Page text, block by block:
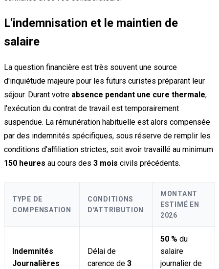
L'indemnisation et le maintien de
salaire
La question financière est très souvent une source
d'inquiétude majeure pour les futurs curistes préparant leur
séjour. Durant votre absence pendant une cure thermale,
l'exécution du contrat de travail est temporairement
suspendue. La rémunération habituelle est alors compensée
par des indemnités spécifiques, sous réserve de remplir les
conditions d'affiliation strictes, soit avoir travaillé au minimum
150 heures au cours des 3 mois civils précédents.
TYPE DE
COMPENSATION
CONDITIONS
D'ATTRIBUTION
MONTANT
ESTIMÉ EN
2026
Indemnités
Journalières
Délai de
carence de 3
50 % du
salaire
journalier de